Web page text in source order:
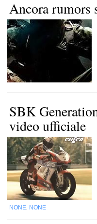
Ancora rumors
SBK
video ufficiale
NONE NONE